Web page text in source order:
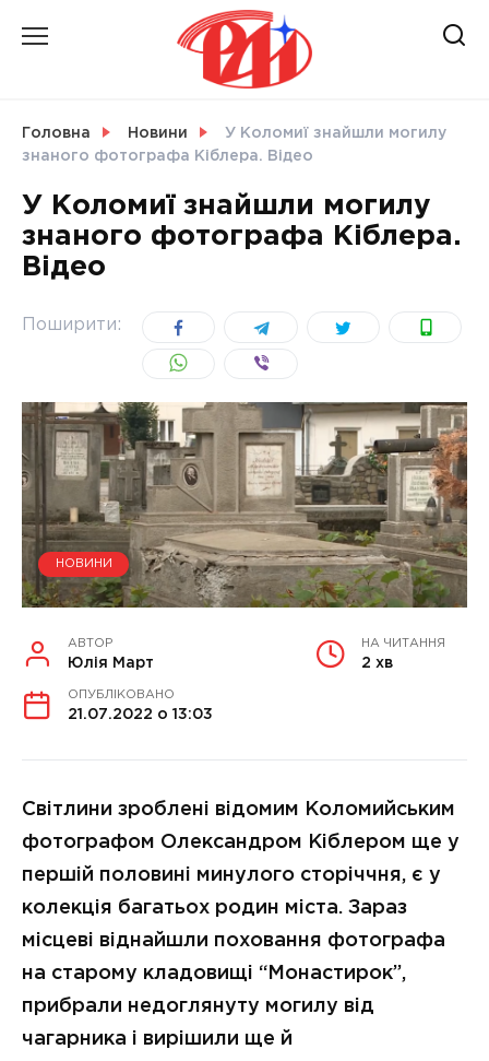
Головна Новини
У Коломиї знайшли могилу
знаного фотографа Кіблера. Відео
У Коломиї знайшли могилу
знаного фотографа Кіблера.
Відео
Поширити:
НОВИНИ
АВТОР
Юлія Март
НА ЧИТАННЯ
2 хв
ОПУБЛІКОВАНО
21.07.2022 о 13:03
Світлини зроблені відомим Коломийським
фотографом Олександром Кіблером ще у
першій половині минулого сторіччня, є у
колекція багатьох родин міста. Зараз
місцеві віднайшли поховання фотографа
на старому кладовищі “Монастирок”,
прибрали недоглянуту могилу від
чагарника і вирішили ще й